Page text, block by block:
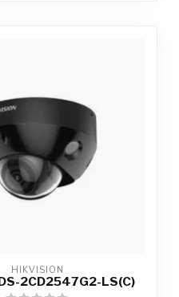
HIKVISION
2CD2547G2-LS(C)